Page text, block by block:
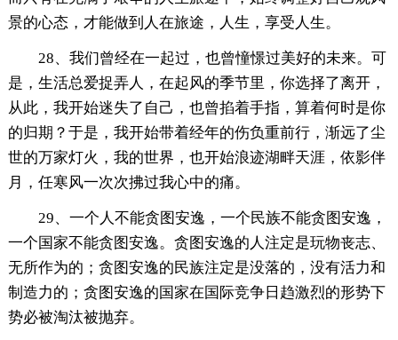
景的心态，才能做到人在旅途，人生，享受人生。
28、我们曾经在一起过，也曾憧憬过美好的未来。可
是，生活总爱捉弄人，在起风的季节里，你选择了离开，
从此，我开始迷失了自己，也曾掐着手指，算着何时是你
的归期？于是，我开始带着经年的伤负重前行，渐远了尘
世的万家灯火，我的世界，也开始浪迹湖畔天涯，依影伴
月，任寒风一次次拂过我心中的痛。
29、一个人不能贪图安逸，一个民族不能贪图安逸，
一个国家不能贪图安逸。贪图安逸的人注定是玩物丧志、
无所作为的；贪图安逸的民族注定是没落的，没有活力和
制造力的；贪图安逸的国家在国际竞争日趋激烈的形势下
势必被淘汰被抛弃。